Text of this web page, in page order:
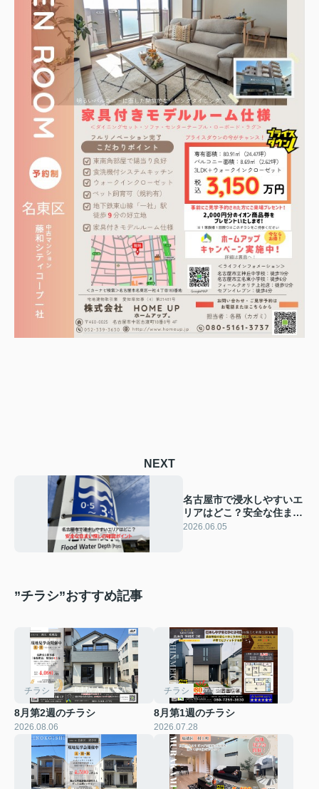
NEXT
名古屋市で浸水しやすいエ
リアはどこ？安全な住まい
探しの確認ポイント
2026.06.05
”チラシ”おすすめ記事
チラシ
8月第2週のチラシ
2026.08.06
チラシ
8月第1週のチラシ
2026.07.28